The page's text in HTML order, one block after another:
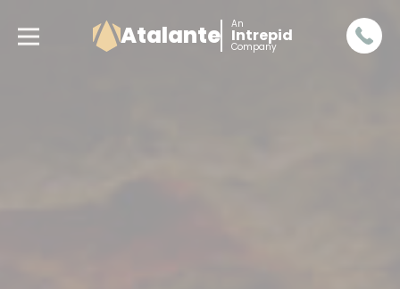
Atalante An
Intrepid
Company